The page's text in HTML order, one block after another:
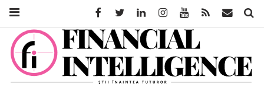
FacebookTwitter LinkedinInstagramYoutube Feed Mail